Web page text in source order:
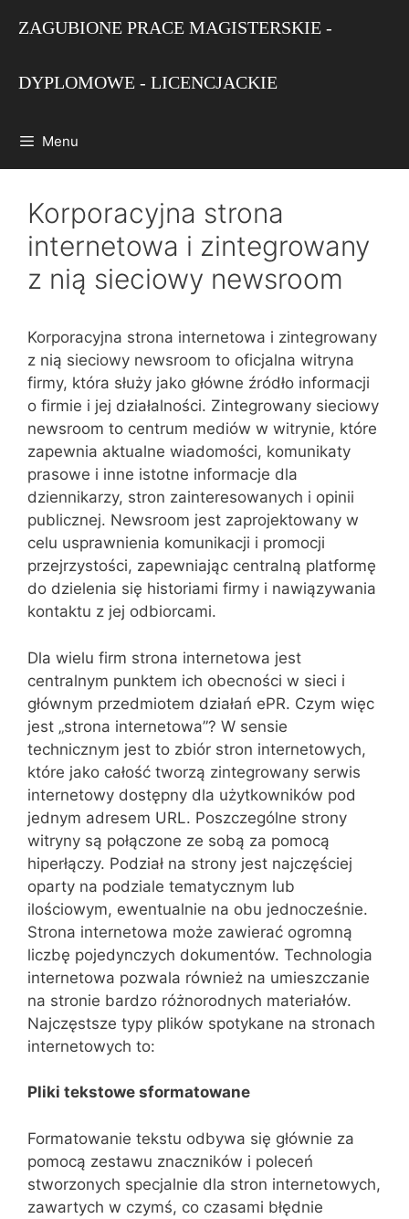
ZAGUBIONE PRACE MAGISTERSKIE -
DYPLOMOWE - LICENCJACKIE
Menu
Korporacyjna strona
internetowa i zintegrowany
z nią sieciowy newsroom
Korporacyjna strona internetowa i zintegrowany
z nią sieciowy newsroom to oficjalna witryna
firmy, która służy jako główne źródło informacji
o firmie i jej działalności. Zintegrowany sieciowy
newsroom to centrum mediów w witrynie, które
zapewnia aktualne wiadomości, komunikaty
prasowe i inne istotne informacje dla
dziennikarzy, stron zainteresowanych i opinii
publicznej. Newsroom jest zaprojektowany w
celu usprawnienia komunikacji i promocji
przejrzystości, zapewniając centralną platformę
do dzielenia się historiami firmy i nawiązywania
kontaktu z jej odbiorcami.
Dla wielu firm strona internetowa jest
centralnym punktem ich obecności w sieci i
głównym przedmiotem działań ePR. Czym więc
jest „strona internetowa”? W sensie
technicznym jest to zbiór stron internetowych,
które jako całość tworzą zintegrowany serwis
internetowy dostępny dla użytkowników pod
jednym adresem URL. Poszczególne strony
witryny są połączone ze sobą za pomocą
hiperłączy. Podział na strony jest najczęściej
oparty na podziale tematycznym lub
ilościowym, ewentualnie na obu jednocześnie.
Strona internetowa może zawierać ogromną
liczbę pojedynczych dokumentów. Technologia
internetowa pozwala również na umieszczanie
na stronie bardzo różnorodnych materiałów.
Najczęstsze typy plików spotykane na stronach
internetowych to:
Pliki tekstowe sformatowane
Formatowanie tekstu odbywa się głównie za
pomocą zestawu znaczników i poleceń
stworzonych specjalnie dla stron internetowych,
zawartych w czymś, co czasami błędnie